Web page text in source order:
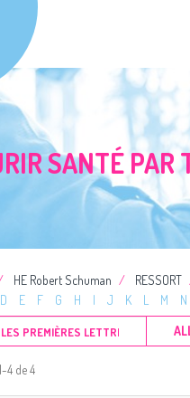
SANTÉ PAR
HE Robert Schuman RESSORT
D E F G H I J K L M N
4 de 4